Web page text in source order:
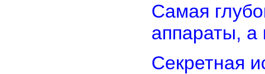
Самая
аппараты, а
Секретная